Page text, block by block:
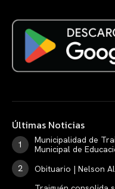
Últimas Noticias
Municipalidad de
Municipal de
Obituario | Nelson